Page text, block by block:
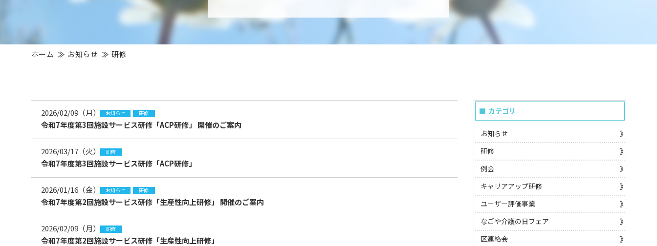
ホーム お知らせ 研修
2026/02/09（月） お知らせ 研修
令和7年度第3回施設サービス研修「ACP研修」 開催のご案内
2026/03/17（火） 研修
令和7年度第3回施設サービス研修「ACP研修」
2026/01/16（金） お知らせ 研修
令和7年度第2回施設サービス研修「生産性向上研修」 開催のご案内
2026/02/09（月） 研修
令和7年度第2回施設サービス研修「生産性向上研修」
カテゴリ
お知らせ
研修
例会
キャリアアップ研修
ユーザー評価事業
なごや介護の日フェア
区連絡会